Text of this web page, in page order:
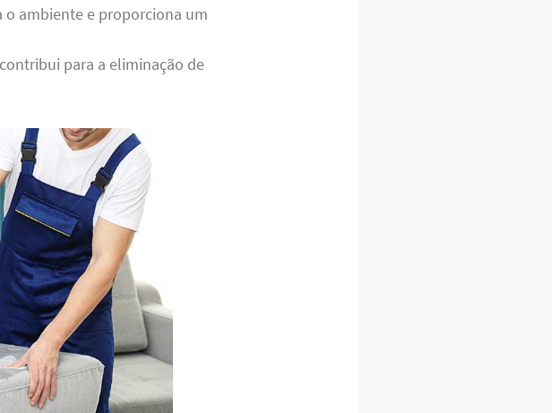
ambiente e proporciona um
para a eliminação de